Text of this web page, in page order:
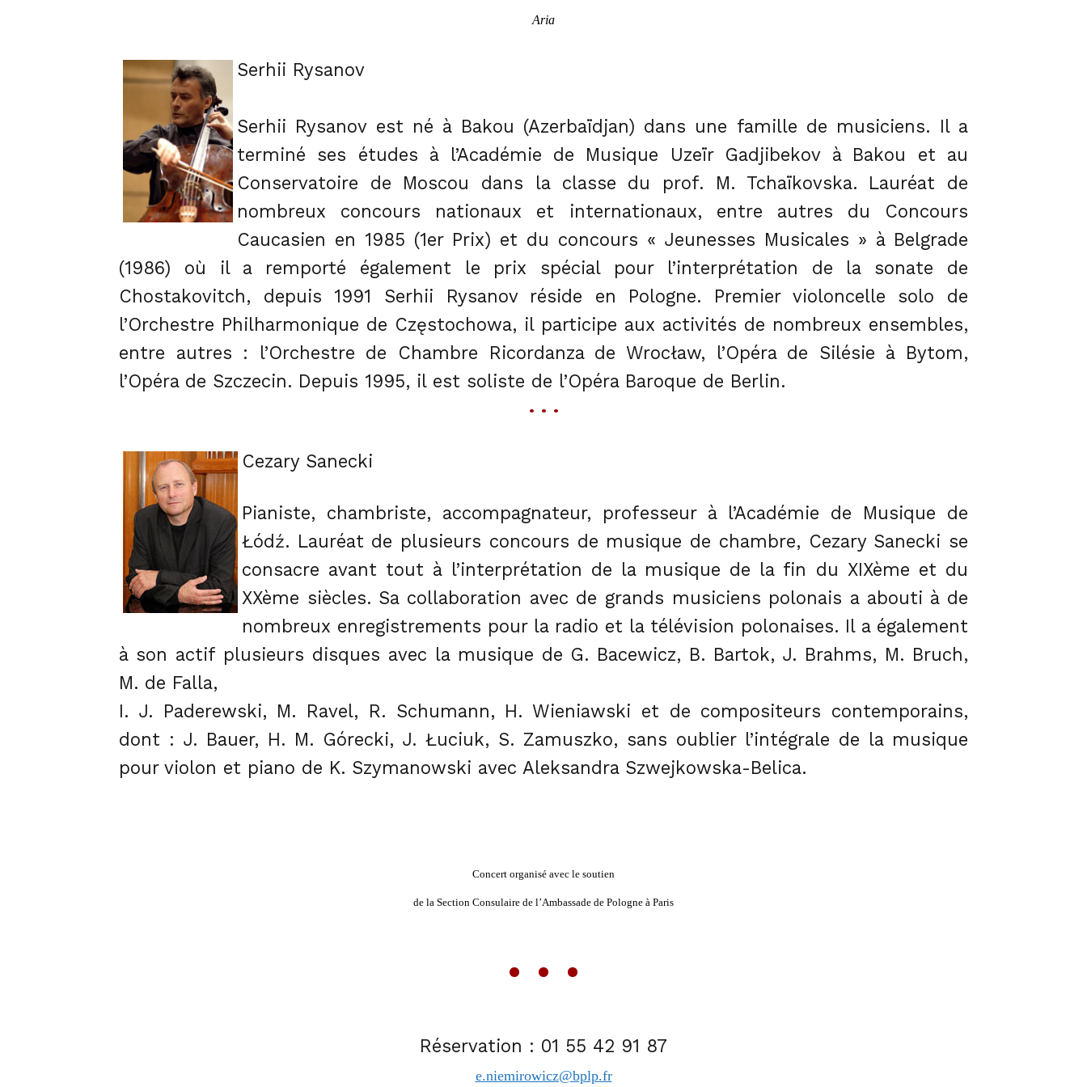
Aria
Serhii Rysanov
Serhii Rysanov est né à Bakou (Azerbaïdjan) dans une famille de musiciens. Il a
terminé ses études à l’Académie de Musique Uzeïr Gadjibekov à Bakou et au
Conservatoire de Moscou dans la classe du prof. M. Tchaïkovska. Lauréat de
nombreux concours nationaux et internationaux, entre autres du Concours
Caucasien en 1985 (1er Prix) et du concours « Jeunesses Musicales » à Belgrade
(1986) où il a remporté également le prix spécial pour l’interprétation de la sonate de
Chostakovitch, depuis 1991 Serhii Rysanov réside en Pologne. Premier violoncelle solo de
l’Orchestre Philharmonique de Częstochowa, il participe aux activités de nombreux ensembles,
entre autres : l’Orchestre de Chambre Ricordanza de Wrocław, l’Opéra de Silésie à Bytom,
l’Opéra de Szczecin. Depuis 1995, il est soliste de l’Opéra Baroque de Berlin.
• • •
Cezary Sanecki
Pianiste, chambriste, accompagnateur, professeur à l’Académie de Musique de
Łódź. Lauréat de plusieurs concours de musique de chambre, Cezary Sanecki se
consacre avant tout à l’interprétation de la musique de la fin du XIXème et du
XXème siècles. Sa collaboration avec de grands musiciens polonais a abouti à de
nombreux enregistrements pour la radio et la télévision polonaises. Il a également
à son actif plusieurs disques avec la musique de G. Bacewicz, B. Bartok, J. Brahms, M. Bruch,
M. de Falla,
I. J. Paderewski, M. Ravel, R. Schumann, H. Wieniawski et de compositeurs contemporains,
dont : J. Bauer, H. M. Górecki, J. Łuciuk, S. Zamuszko, sans oublier l’intégrale de la musique
pour violon et piano de K. Szymanowski avec Aleksandra Szwejkowska-Belica.
Concert organisé avec le soutien
de la Section Consulaire de l’Ambassade de Pologne à Paris
• • •
Réservation : 01 55 42 91 87
e.niemirowicz@bplp.fr